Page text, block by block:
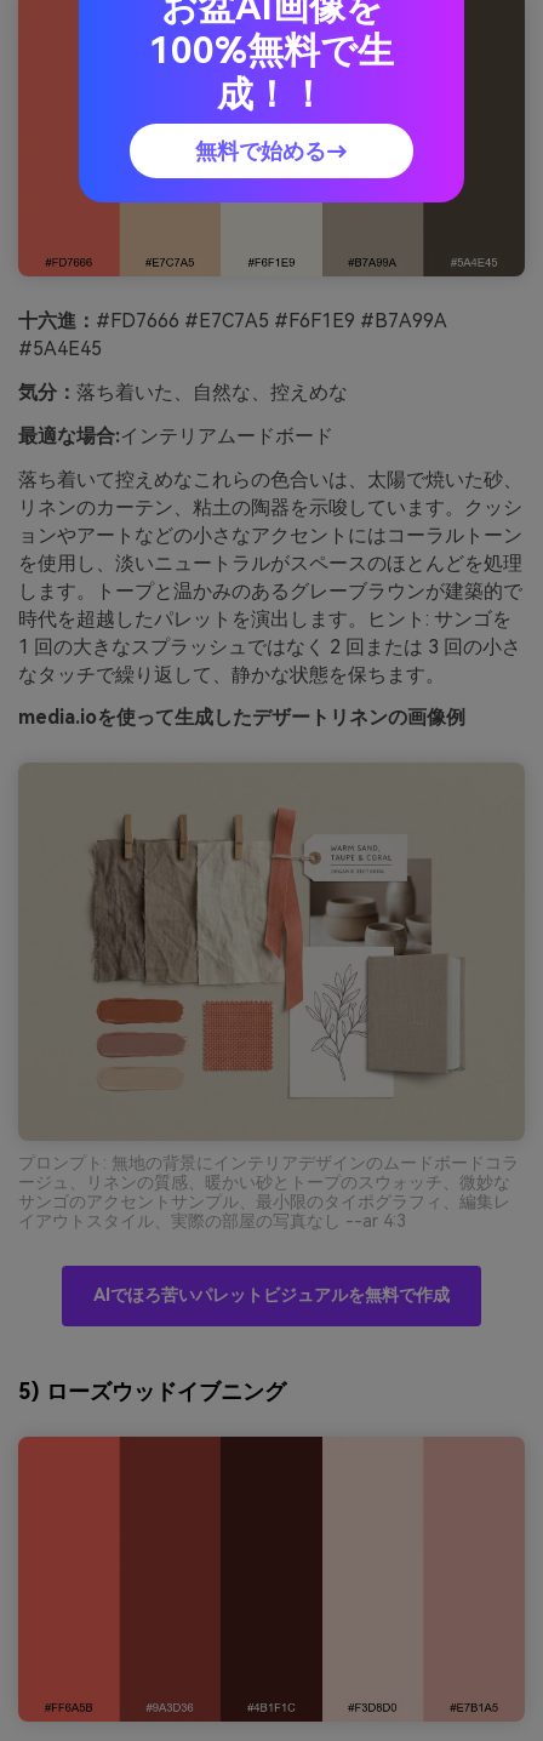
十六進： #FD7666 #E7C7A5 #F6F1E9 #B7A99A
#5A4E45
気分： 落ち着いた、自然な、控えめな
最適な場合:インテリアムードボード
落ち着いて控えめなこれらの色合いは、太陽で焼いた砂、
リネンのカーテン、粘土の陶器を示唆しています。クッシ
ョンやアートなどの小さなアクセントにはコーラルトーン
を使用し、淡いニュートラルがスペースのほとんどを処理
します。トープと温かみのあるグレーブラウンが建築的で
時代を超越したパレットを演出します。ヒント: サンゴを
1 回の大きなスプラッシュではなく 2 回または 3 回の小さ
なタッチで繰り返して、静かな状態を保ちます。
media.ioを使って生成したデザートリネンの画像例
プロンプト: 無地の背景にインテリアデザインのムードボードコラ
ージュ、リネンの質感、暖かい砂とトープのスウォッチ、微妙な
サンゴのアクセントサンプル、最小限のタイポグラフィ、編集レ
イアウトスタイル、実際の部屋の写真なし --ar 4:3
AIでほろ苦いパレットビジュアルを無料で作成
5) ローズウッドイブニング
100%無料で生
成！！
無料で始める→